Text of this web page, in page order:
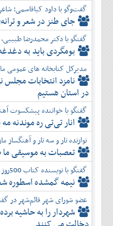
گفت‌وگو با داود کیاقاسمی؛
جای طنز در شعر و
گفتگو با دکتر محمدرضا
بومگردی باید به
مدیرکل کتابخانه های عمومی
نامزد انتخابات مجلس
در استان هستیم
گفتگو با خواننده پیشکسوت
انار تی‌تی ره موندنه
نوازنده تار و سه تار و آهنگساز
تعصبات به موسیقی
گفتگو با نویسنده کتاب 500روز با نیما
نیمه گمشده اسطوره
عضو شورای شهر قائم‌شهر در
شهردار را به حاشیه